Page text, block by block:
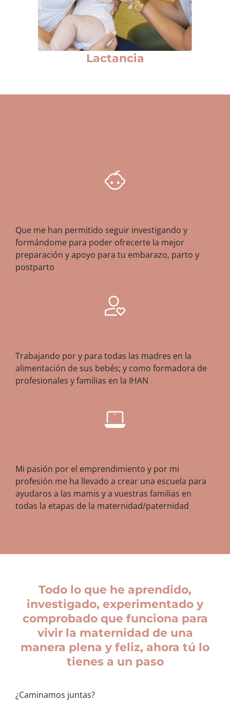
Lactancia
Que me han permitido seguir investigando y
formándome para poder ofrecerte la mejor
preparación y apoyo para tu embarazo, parto y
postparto
Trabajando por y para todas las madres en la
alimentación de sus bebés; y como formadora de
profesionales y familias en la IHAN
Mi pasión por el emprendimiento y por mi
profesión me ha llevado a crear una escuela para
ayudaros a las mamis y a vuestras familias en
todas la etapas de la maternidad/paternidad
Todo lo que he aprendido,
investigado, experimentado y
comprobado que funciona para
vivir la maternidad de una
manera plena y feliz, ahora tú lo
tienes a un paso
¿Caminamos juntas?